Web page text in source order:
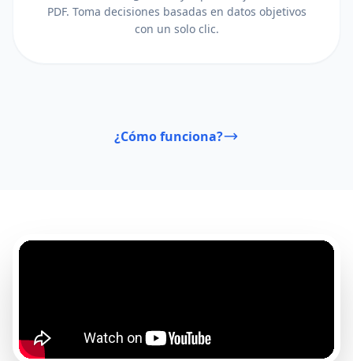
PDF. Toma decisiones basadas en datos objetivos
con un solo clic.
¿Cómo funciona?